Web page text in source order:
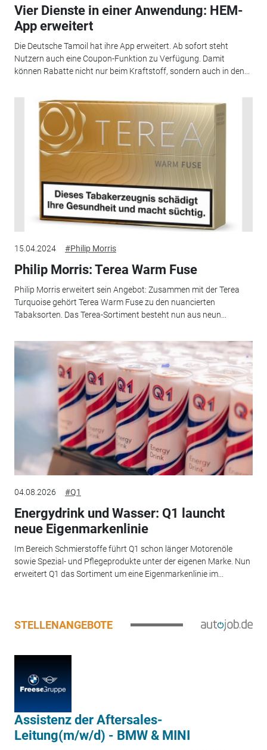
Vier Dienste in einer Anwendung: HEM-
App erweitert
Die Deutsche Tamoil hat ihre App erweitert. Ab sofort steht
Nutzern auch eine Coupon-Funktion zu Verfügung. Damit
können Rabatte nicht nur beim Kraftstoff, sondern auch in den...
15.04.2024 #Philip Morris
Philip Morris: Terea Warm Fuse
Philip Morris erweitert sein Angebot: Zusammen mit der Terea
Turquoise gehört Terea Warm Fuse zu den nuancierten
Tabaksorten. Das Terea-Sortiment besteht nun aus neun...
04.08.2026 #Q1
Energydrink und Wasser: Q1 launcht
neue Eigenmarkenlinie
Im Bereich Schmierstoffe führt Q1 schon länger Motorenöle
sowie Spezial- und Pflegeprodukte unter der eigenen Marke. Nun
erweitert Q1 das Sortiment um eine Eigenmarkenlinie im...
STELLENANGEBOTE
Assistenz der Aftersales-
Leitung(m/w/d) - BMW & MINI